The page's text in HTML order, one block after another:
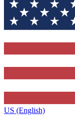
US (English)